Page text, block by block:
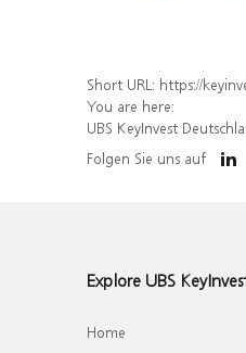
Short URL: https://keyinvest-
You are here:
UBS KeyInvest
Folgen Sie uns auf
Explore UBS
Home